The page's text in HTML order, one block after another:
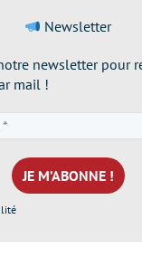
Newsletter
newsletter pour
mail !
e-
mail
*